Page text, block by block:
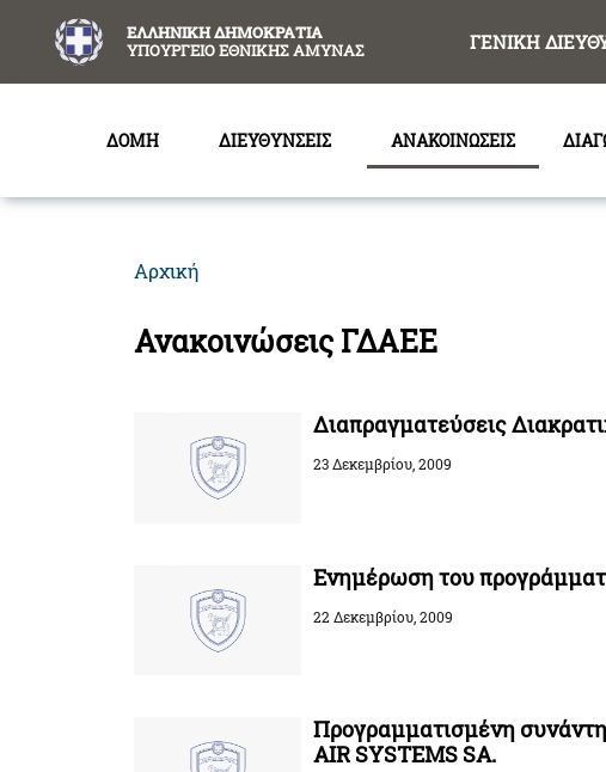
ΕΛΛΗΝΙΚΗ ΔΗΜΟΚΡΑΤΙΑ
ΥΠΟΥΡΓΕΙΟ ΕΘΝΙΚΗΣ ΑΜΥΝΑΣ
ΓΕΝΙΚΗ
ΔΟΜΗ ΔΙΕΥΘΥΝΣΕΙΣ ΑΝΑΚΟΙΝΩΣΕΙΣ
Αρχική
Ανακοινώσεις ΓΔΑΕΕ
Διαπραγματεύσεις
23 Δεκεμβρίου, 2009
Ενημέρωση του
22 Δεκεμβρίου, 2009
Προγραμματισμένη
AIR SYSTEMS SA.